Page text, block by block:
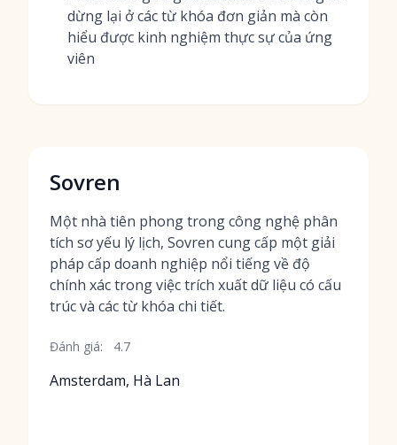
dừng lại ở các từ khóa đơn giản mà còn
hiểu được kinh nghiệm thực sự của ứng
viên
Sovren
Một nhà tiên phong trong công nghệ phân
tích sơ yếu lý lịch, Sovren cung cấp một giải
pháp cấp doanh nghiệp nổi tiếng về độ
chính xác trong việc trích xuất dữ liệu có cấu
trúc và các từ khóa chi tiết.
Đánh giá: 4.7
Amsterdam, Hà Lan